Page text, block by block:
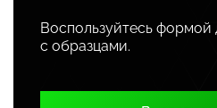
Воспользуйтесь формой
с образцами.